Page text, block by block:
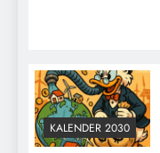
KALENDER 2030